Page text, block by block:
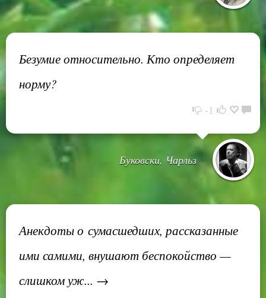
Безумие относительно. Кто определяет
норму?
-1
Буковски, Чарльз
Анекдоты о сумасшедших, рассказанные
ими самими, внушают беспокойство —
слишком уж... →